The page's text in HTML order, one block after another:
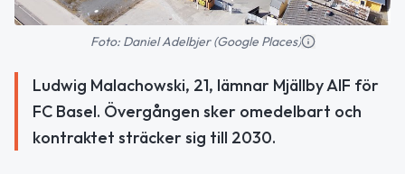
Foto: Daniel Adelbjer (Google Places)
Ludwig Malachowski, 21, lämnar Mjällby AIF för
FC Basel. Övergången sker omedelbart och
kontraktet sträcker sig till 2030.